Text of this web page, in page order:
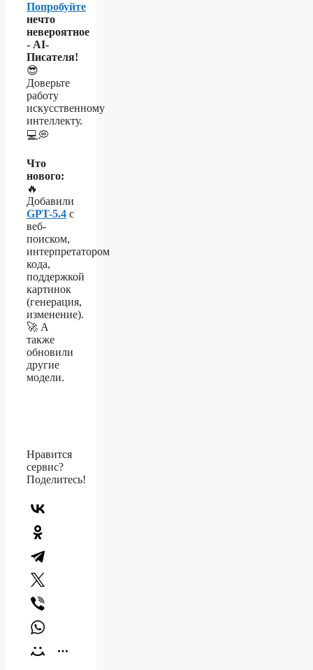
Попробуйте
нечто
невероятное
- AI-
Писателя!
😎
Доверьте
работу
искусственному
интеллекту.
💻💭
Что
нового:
🔥
Добавили
GPT-5.4 с
веб-
поиском,
интерпретатором
кода,
поддержкой
картинок
(генерация,
изменение).
🚀 А
также
обновили
другие
модели.
Нравится
сервис?
Поделитесь!